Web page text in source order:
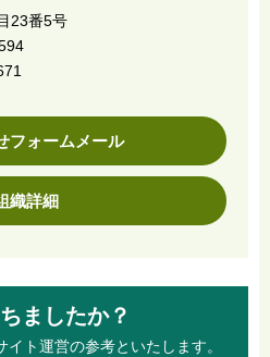
23番5号
フォームメール
織詳細
ましたか？
ト運営の参考といたします。